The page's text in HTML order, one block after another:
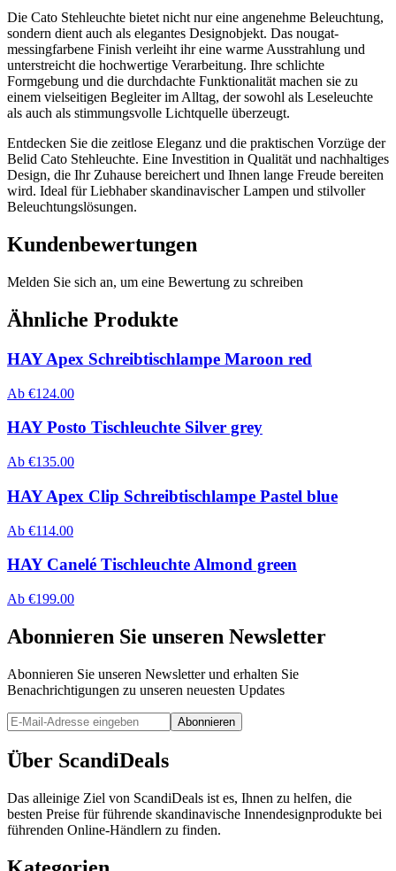
Die Cato Stehleuchte bietet nicht nur eine angenehme Beleuchtung,
sondern dient auch als elegantes Designobjekt. Das nougat-
messingfarbene Finish verleiht ihr eine warme Ausstrahlung und
unterstreicht die hochwertige Verarbeitung. Ihre schlichte
Formgebung und die durchdachte Funktionalität machen sie zu
einem vielseitigen Begleiter im Alltag, der sowohl als Leseleuchte
als auch als stimmungsvolle Lichtquelle überzeugt.
Entdecken Sie die zeitlose Eleganz und die praktischen Vorzüge der
Belid Cato Stehleuchte. Eine Investition in Qualität und nachhaltiges
Design, die Ihr Zuhause bereichert und Ihnen lange Freude bereiten
wird. Ideal für Liebhaber skandinavischer Lampen und stilvoller
Beleuchtungslösungen.
Kundenbewertungen
Melden Sie sich an, um eine Bewertung zu schreiben
Ähnliche Produkte
HAY Apex Schreibtischlampe Maroon red
Ab €124.00
HAY Posto Tischleuchte Silver grey
Ab €135.00
HAY Apex Clip Schreibtischlampe Pastel blue
Ab €114.00
HAY Canelé Tischleuchte Almond green
Ab €199.00
Abonnieren Sie unseren Newsletter
Abonnieren Sie unseren Newsletter und erhalten Sie
Benachrichtigungen zu unseren neuesten Updates
Abonnieren
Über ScandiDeals
Das alleinige Ziel von ScandiDeals ist es, Ihnen zu helfen, die
besten Preise für führende skandinavische Innendesignprodukte bei
führenden Online-Händlern zu finden.